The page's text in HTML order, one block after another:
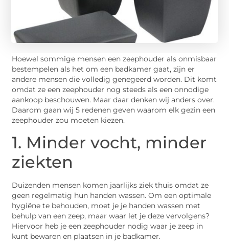
Hoewel sommige mensen een zeephouder als onmisbaar
bestempelen als het om een badkamer gaat, zijn er
andere mensen die volledig genegeerd worden. Dit komt
omdat ze een zeephouder nog steeds als een onnodige
aankoop beschouwen. Maar daar denken wij anders over.
Daarom gaan wij 5 redenen geven waarom elk gezin een
zeephouder zou moeten kiezen.
1. Minder vocht, minder
ziekten
Duizenden mensen komen jaarlijks ziek thuis omdat ze
geen regelmatig hun handen wassen. Om een optimale
hygiëne te behouden, moet je je handen wassen met
behulp van een zeep, maar waar let je deze vervolgens?
Hiervoor heb je een zeephouder nodig waar je zeep in
kunt bewaren en plaatsen in je badkamer.